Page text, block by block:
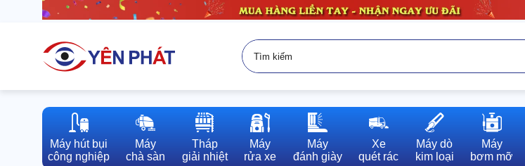
Máy hút bụi
công nghiệp
Máy
chà sàn
Tháp
giải nhiệt
Máy
rửa xe
Máy
đánh giày
Xe
quét rác
Máy dò
kim loại
Máy
bơm mỡ